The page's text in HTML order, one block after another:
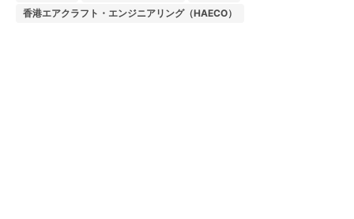
香港エアクラフト・エンジニアリング（HAECO）